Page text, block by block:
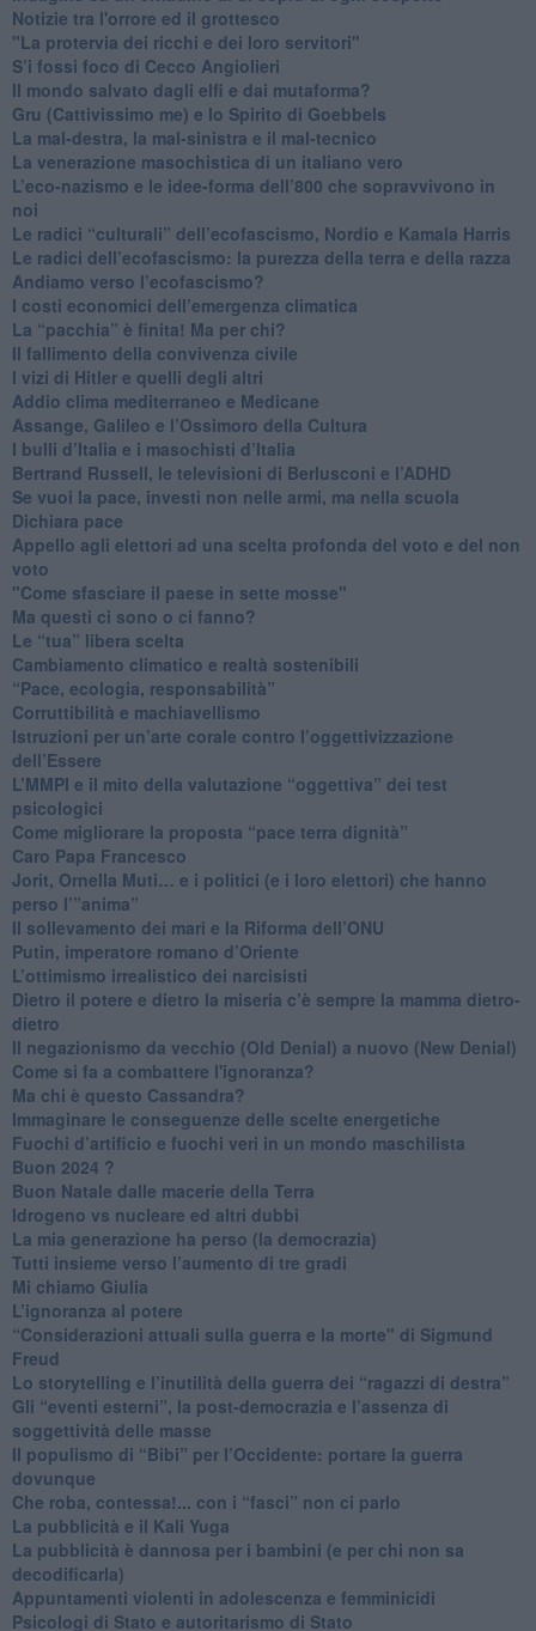
Notizie tra l'orrore ed il grottesco
"La protervia dei ricchi e dei loro servitori"
S’i fossi foco di Cecco Angiolieri
​Il mondo salvato dagli elfi e dai mutaforma?
Gru (Cattivissimo me) e lo Spirito di Goebbels
​La mal-destra, la mal-sinistra e il mal-tecnico
​La venerazione masochistica di un italiano vero
​L’eco-nazismo e le idee-forma dell’800 che sopravvivono in
noi
​Le radici “culturali” dell’ecofascismo, Nordio e Kamala Harris
Le radici dell’ecofascismo: la purezza della terra e della razza
Andiamo verso l’ecofascismo?
I costi economici dell’emergenza climatica
​La “pacchia” è finita! Ma per chi?
​Il fallimento della convivenza civile
​I vizi di Hitler e quelli degli altri
Addio clima mediterraneo e Medicane
​Assange, Galileo e l’Ossimoro della Cultura
​I bulli d’Italia e i masochisti d’Italia
​Bertrand Russell, le televisioni di Berlusconi e l’ADHD
​Se vuoi la pace, investi non nelle armi, ma nella scuola
​Dichiara pace
​Appello agli elettori ad una scelta profonda del voto e del non
voto
"Come sfasciare il paese in sette mosse"
​Ma questi ci sono o ci fanno?
​Le “tua” libera scelta
Cambiamento climatico e realtà sostenibili
“Pace, ecologia, responsabilità”
​Corruttibilità e machiavellismo
Istruzioni per un’arte corale contro l’oggettivizzazione
dell’Essere
​L’MMPI e il mito della valutazione “oggettiva” dei test
psicologici
Come migliorare la proposta “pace terra dignità”
Caro Papa Francesco
​Jorit, Ornella Muti… e i politici (e i loro elettori) che hanno
perso l’”anima”
​Il sollevamento dei mari e la Riforma dell’ONU
Putin, imperatore romano d’Oriente
​L’ottimismo irrealistico dei narcisisti
​Dietro il potere e dietro la miseria c’è sempre la mamma dietro-
dietro
Il negazionismo da vecchio (Old Denial) a nuovo (New Denial)
Come si fa a combattere l'ignoranza?
Ma chi è questo Cassandra?
Immaginare le conseguenze delle scelte energetiche
​Fuochi d’artificio e fuochi veri in un mondo maschilista
Buon 2024 ?
​Buon Natale dalle macerie della Terra
​Idrogeno vs nucleare ed altri dubbi
​La mia generazione ha perso (la democrazia)
​Tutti insieme verso l’aumento di tre gradi
Mi chiamo Giulia
L’ignoranza al potere
​“Considerazioni attuali sulla guerra e la morte" di Sigmund
Freud
​Lo storytelling e l’inutilità della guerra dei “ragazzi di destra”
​Gli “eventi esterni”, la post-democrazia e l’assenza di
soggettività delle masse
​Il populismo di “Bibi” per l’Occidente: portare la guerra
dovunque
​Che roba, contessa!... con i “fasci” non ci parlo
La pubblicità e il Kali Yuga
​La pubblicità è dannosa per i bambini (e per chi non sa
decodificarla)
​Appuntamenti violenti in adolescenza e femminicidi
​Psicologi di Stato e autoritarismo di Stato